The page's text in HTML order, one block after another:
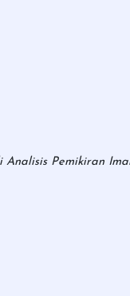
Pemikiran